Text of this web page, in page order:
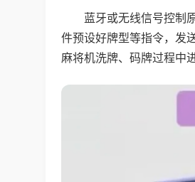
蓝牙或无线信号控制
件预设好牌型等指令，发
麻将机洗牌、码牌过程中